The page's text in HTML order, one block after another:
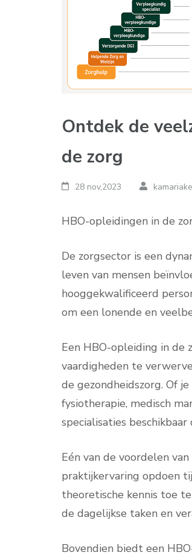
Ontdek de
de zorg
28 nov,2023
HBO-opleidingen in de
De zorgsector is een
leven van mensen
hooggekwalificeerd
om een lonende en
Een HBO-opleiding in de
vaardigheden te
de gezondheidszorg. Of
fysiotherapie, medisch
specialisaties
Eén van de voordelen
praktijkervaring opdoen
theoretische kennis toe
de dagelijkse taken en
Bovendien biedt een